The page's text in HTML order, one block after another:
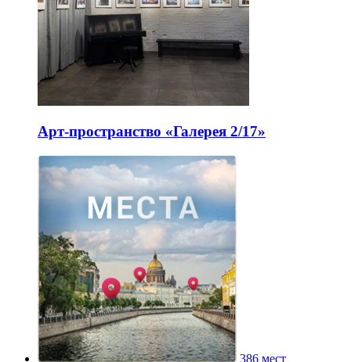
Арт-пространство «Галерея 2/17»
386 мест